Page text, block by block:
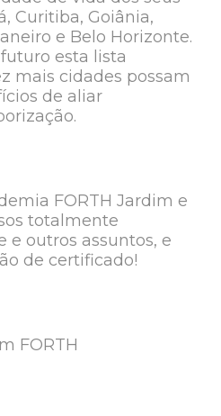
Curitiba, Goiânia,
e Belo Horizonte.
esta lista
mais cidades possam
de aliar
FORTH Jardim e
totalmente
e outros assuntos, e
de certificado!
FORTH